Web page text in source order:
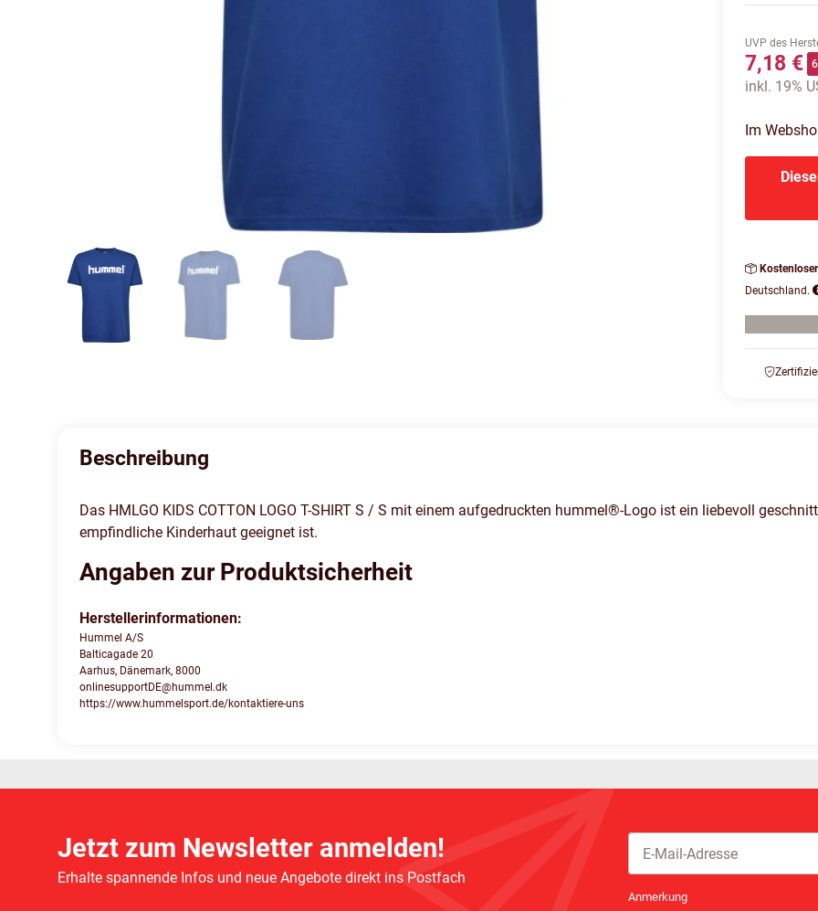
UVP des
7,18 €
inkl. 19%
Im
Deutschland.
Beschreibung
Das HMLGO KIDS COTTON LOGO T-SHIRT S / S mit einem aufgedruckten hummel®-Logo ist ein liebevoll
empfindliche Kinderhaut geeignet ist.
Angaben zur Produktsicherheit
Herstellerinformationen:
Hummel A/S
Balticagade 20
Aarhus, Dänemark, 8000
onlinesupportDE@hummel.dk
https://www.hummelsport.de/kontaktiere-uns
Jetzt zum Newsletter anmelden!
Erhalte spannende Infos und neue Angebote direkt ins Postfach
Anmerkung